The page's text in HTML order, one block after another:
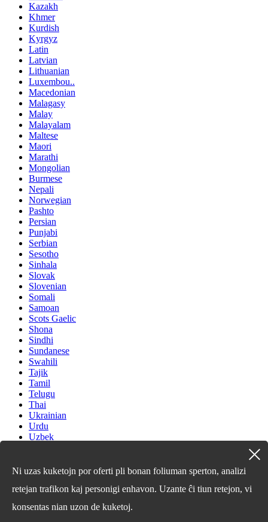
Kazakh
Khmer
Kurdish
Kyrgyz
Latin
Latvian
Lithuanian
Luxembou..
Macedonian
Malagasy
Malay
Malayalam
Maltese
Maori
Marathi
Mongolian
Burmese
Nepali
Norwegian
Pashto
Persian
Punjabi
Serbian
Sesotho
Sinhala
Slovak
Slovenian
Somali
Samoan
Scots Gaelic
Shona
Sindhi
Sundanese
Swahili
Tajik
Tamil
Telugu
Thai
Ukrainian
Urdu
Uzbek
Xhosa
Yoruba
Kinyarwanda
Ni uzas kuketojn por oferti pli bonan foliuman sperton, analizi
retejan trafikon kaj personigi enhavon. Uzante ĉi tiun retejon, vi
konsentas nian uzon de kuketoj.